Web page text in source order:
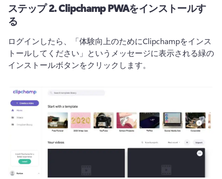
ステップ 2. Clipchamp PWAをインストールす
る
ログインしたら、「体験向上のためにClipchampをインス
トールしてください」というメッセージに表示される緑の
インストールボタンをクリックします。